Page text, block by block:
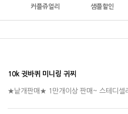
커플쥬얼리 샘플할인
10k 귓바퀴 미니링 귀찌
★낱개판매★ 1만개이상 판매~ 스테디셀